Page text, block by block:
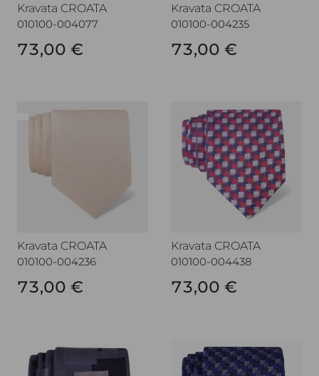
Kravata CROATA
010100-004077
73,00 €
Kravata CROATA
010100-004235
73,00 €
Kravata CROATA
010100-004236
73,00 €
Kravata CROATA
010100-004438
73,00 €